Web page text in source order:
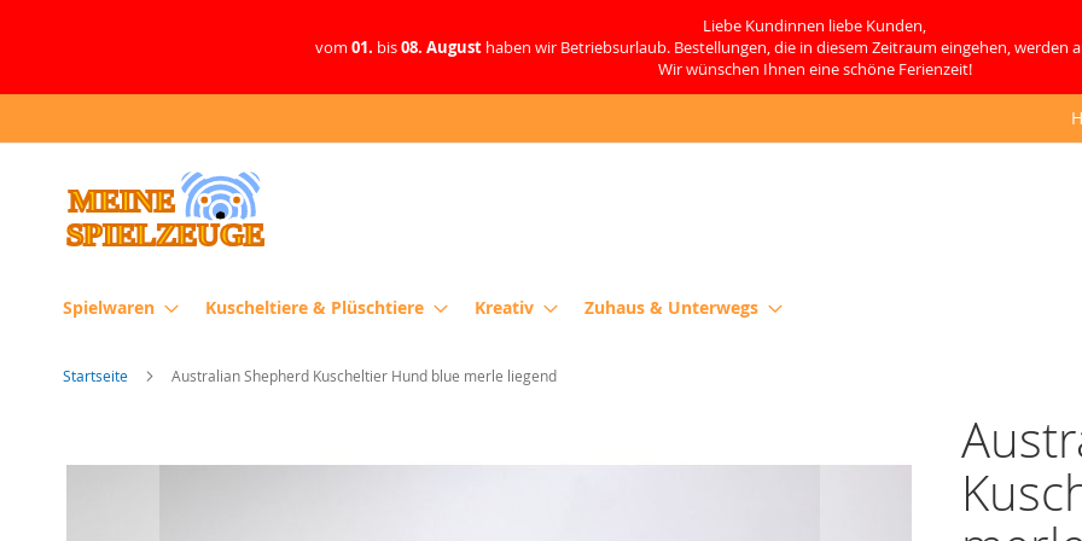
Liebe Kundinnen liebe Kunden,
vom 01. bis08. August haben wir Betriebsurlaub. Bestellungen, die in diesem Zeitraum eingehen, werden
Wir wünschen Ihnen eine schöne Ferienzeit!
zum
Spielwaren Kuscheltiere & Plüschtiere Kreativ Zuhaus & Unterwegs
Startseite Australian Shepherd Kuscheltier Hund blue merle liegend
der